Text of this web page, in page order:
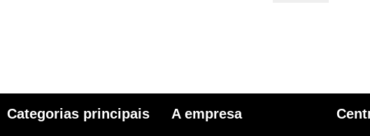
Categorias principais A empresa